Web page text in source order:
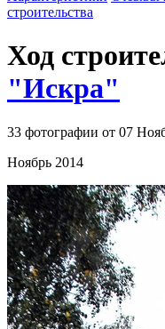
строительства
Ход
"Искра"
33 фотографии от 07
Ноябрь 2014